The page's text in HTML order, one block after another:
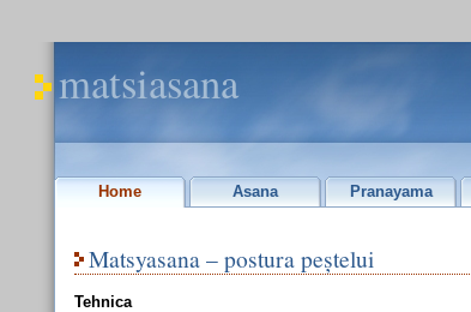
matsiasana
Home Asana Pranayama
Matsyasana – postura peștelui
Tehnica